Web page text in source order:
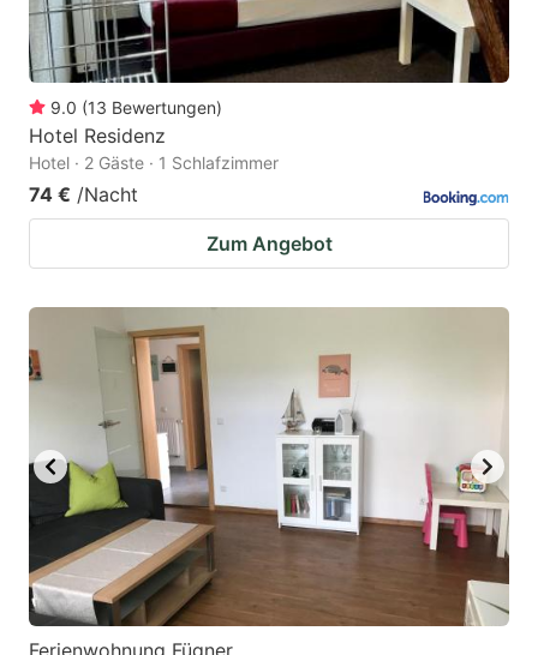
9.0 (13 Bewertungen)
Hotel Residenz
Hotel · 2 Gäste · 1 Schlafzimmer
74 € /Nacht
Zum Angebot